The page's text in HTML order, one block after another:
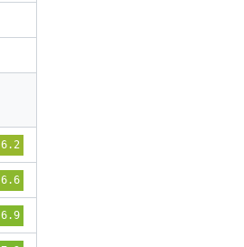
6.2
6.6
6.9